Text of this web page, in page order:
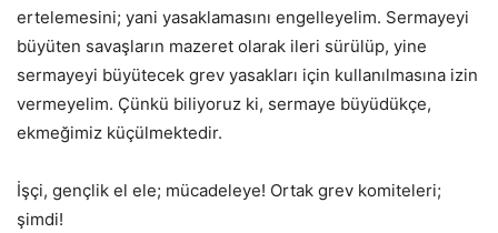
ertelemesini; yani yasaklamasını engelleyelim. Sermayeyi
büyüten savaşların mazeret olarak ileri sürülüp, yine
sermayeyi büyütecek grev yasakları için kullanılmasına izin
vermeyelim. Çünkü biliyoruz ki, sermaye büyüdükçe,
ekmeğimiz küçülmektedir.
İşçi, gençlik el ele; mücadeleye! Ortak grev komiteleri;
şimdi!